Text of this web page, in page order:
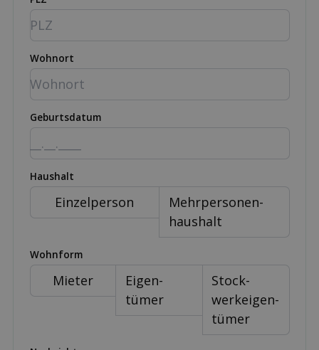
Wohnort
Geburtsdatum
Haushalt
Einzel­person
Mehr­personen­
haushalt
Wohnform
Mieter
Eigen­
tümer
Stock­
werk­eigen­
tümer